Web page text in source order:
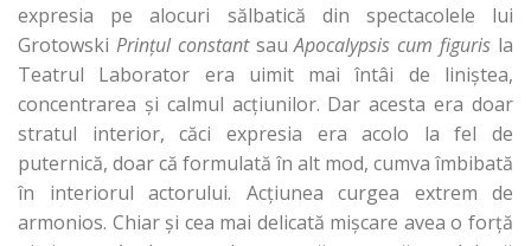
expresia pe alocuri sălbatică din spectacolele lui
Grotowski Prinţul constantsauApocalypsis cum figuris la
Teatrul Laborator era uimit mai întâi de liniştea,
concentrarea şi calmul acţiunilor. Dar acesta era doar
stratul interior, căci expresia era acolo la fel de
puternică, doar că formulată în alt mod, cumva îmbibată
în interiorul actorului. Acţiunea curgea extrem de
armonios. Chiar şi cea mai delicată mişcare avea o forţă